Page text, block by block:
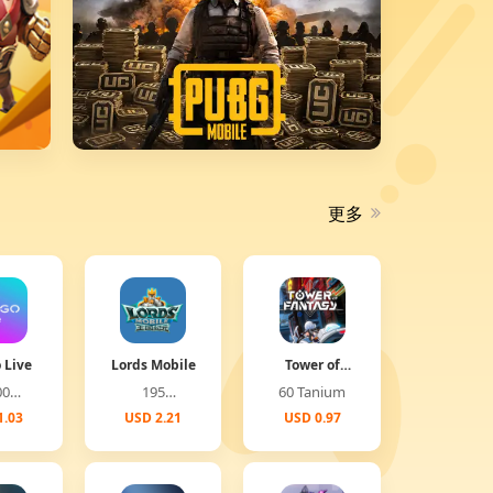
更多
Live Lords Mobile
195
Diamonds
USD 2.21
Tower of
Fantasy
(Global)
60 Tanium
USD 0.97